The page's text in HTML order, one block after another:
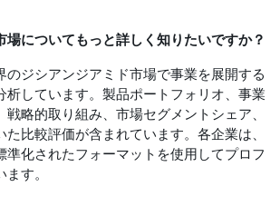
場についてもっと詳しく知りたいですか？
のジシアンジアミド市場で事業を展開する
析しています。製品ポートフォリオ、事業
略的取り組み、市場セグメントシェア、
比較評価が含まれています。各企業は、
準化されたフォーマットを使用してプロフ
す。